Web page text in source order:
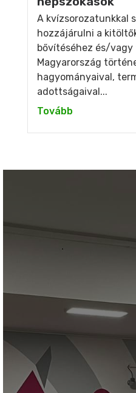
A kvízsorozatunkkal
hozzájárulni a
bővítéséhez és/
Magyarország
hagyományaival,
adottságaival...
Tovább